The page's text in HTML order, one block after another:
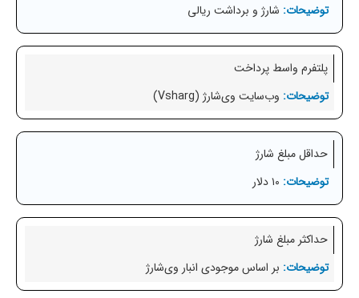
شارژ و برداشت ریالی
پلتفرم واسط پرداخت
وب‌سایت وی‌شارژ (Vsharg)
حداقل مبلغ شارژ
۱۰ دلار
حداکثر مبلغ شارژ
بر اساس موجودی انبار وی‌شارژ